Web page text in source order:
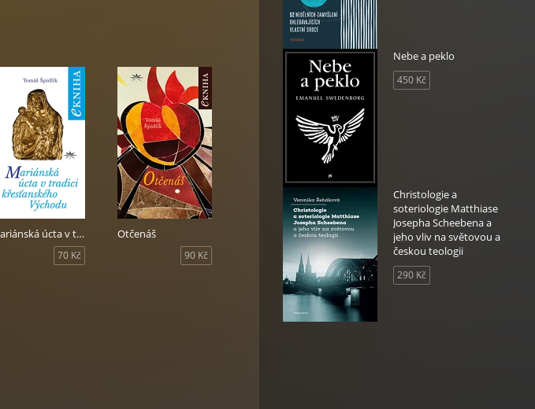
Mariánská úcta v tradici křesťanského Východu
70 Kč
Otčenáš
90 Kč
Nebe a peklo
450 Kč
Christologie a
soteriologie Matthiase
Josepha Scheebena a
jeho vliv na světovou a
českou teologii
290 Kč